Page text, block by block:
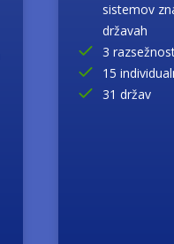
sistemov
državah
3
15
31 držav